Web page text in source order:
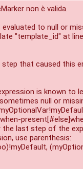
non è valida.
to null or
"template_id" at
step that caused this
is known to
null or
the last step of the
use parenthesis: